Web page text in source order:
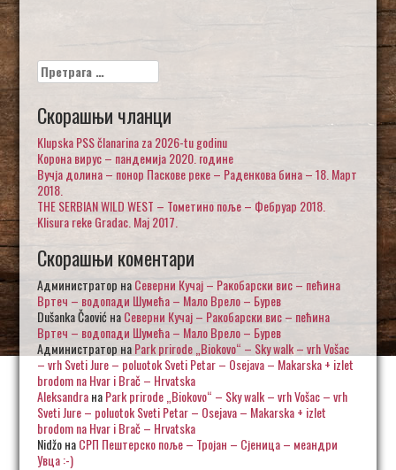
Претрага
за:
Скорашњи чланци
Klupska PSS članarina za 2026-tu godinu
Корона вирус – пандемија 2020. године
Вучја долина – понор Паскове реке – Раденкова бина – 18. Март
2018.
THE SERBIAN WILD WEST – Тометино поље – Фебруар 2018.
Klisura reke Gradac. Maj 2017.
Скорашњи коментари
Администратор наСеверни Кучај – Ракобарски вис – пећина
Вртеч – водопади Шумећа – Мало Врело – Бурев
Dušanka ČaovićнаСеверни Кучај – Ракобарски вис – пећина
Вртеч – водопади Шумећа – Мало Врело – Бурев
Администратор наPark prirode „Biokovo“ – Sky walk – vrh Vošac
– vrh Sveti Jure – poluotok Sveti Petar – Osejava – Makarska + izlet
brodom na Hvar i Brač – Hrvatska
AleksandraнаPark prirode „Biokovo“ – Sky walk – vrh Vošac – vrh
Sveti Jure – poluotok Sveti Petar – Osejava – Makarska + izlet
brodom na Hvar i Brač – Hrvatska
NidžoнаСРП Пештерско поље – Тројан – Сјеница – меандри
Увца :-)